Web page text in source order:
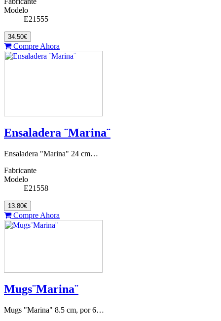
Modelo
E21555
34.50€
Compre Ahora
Ensaladera ¨Marina¨
Ensaladera "Marina" 24 cm…
Fabricante
Modelo
E21558
13.80€
Compre Ahora
Mugs¨Marina¨
Mugs "Marina" 8.5 cm, por 6…